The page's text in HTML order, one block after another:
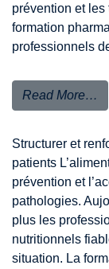
prévention et
formation
professionnels
Read More…
Structurer et
patients
prévention et
pathologies.
plus les
nutritionnels
situation. La